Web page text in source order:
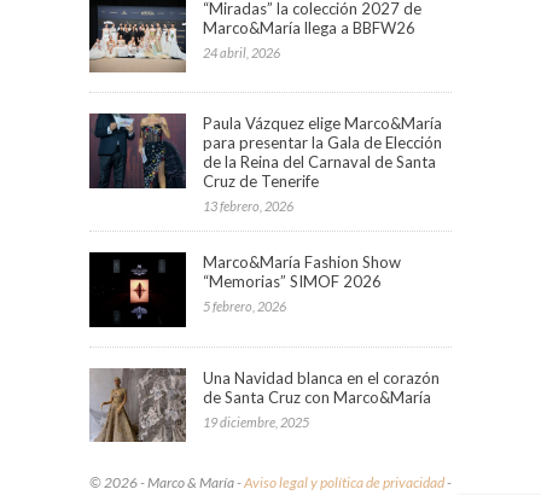
“Miradas” la colección 2027 de
Marco&María llega a BBFW26
24 abril, 2026
Paula Vázquez elige Marco&María
para presentar la Gala de Elección
de la Reina del Carnaval de Santa
Cruz de Tenerife
13 febrero, 2026
Marco&María Fashion Show
“Memorias” SIMOF 2026
5 febrero, 2026
Una Navidad blanca en el corazón
de Santa Cruz con Marco&María
19 diciembre, 2025
© 2026 - Marco & María -Aviso legal y política de privacidad-